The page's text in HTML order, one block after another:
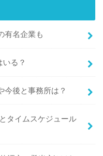
有名企業も
る？
今後と事務所は？
タイムスケジュール